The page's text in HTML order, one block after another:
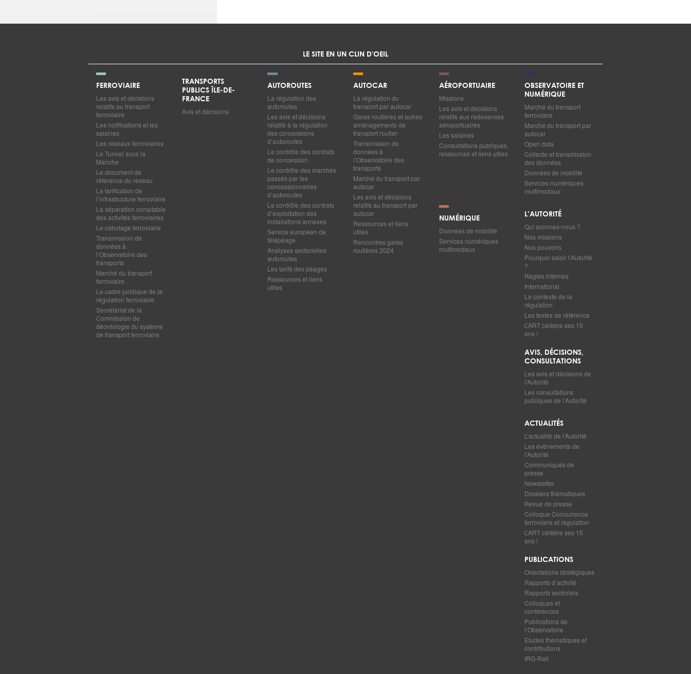
LE SITE EN UN CLIN D'OEIL
FERROVIAIRE
Les avis et décisions
relatifs au transport
ferroviaire
Les notifications et les
saisines
Les réseaux ferroviaires
Le Tunnel sous la
Manche
Le document de
référence du réseau
La tarification de
l’infrastructure ferroviaire
La séparation comptable
des activités ferroviaires
Le cabotage ferroviaire
Transmission de
données à
l’Observatoire des
transports
Marché du transport
ferroviaire
Le cadre juridique de la
régulation ferroviaire
Secrétariat de la
Commission de
déontologie du système
de transport ferroviaire
TRANSPORTS
PUBLICS ÎLE-DE-
FRANCE
Avis et décisions
AUTOROUTES
La régulation des
autoroutes
Les avis et décisions
relatifs à la régulation
des concessions
d’autoroutes
Le contrôle des contrats
de concession
Le contrôle des marchés
passés par les
concessionnaires
d’autoroutes
Le contrôle des contrats
d’exploitation des
installations annexes
Service européen de
télépéage
Analyses sectorielles
autoroutes
Les tarifs des péages
Ressources et liens
utiles
AUTOCAR
La régulation du
transport par autocar
Gares routières et autres
aménagements de
transport routier
Transmission de
données à
l’Observatoire des
transports
Marché du transport par
autocar
Les avis et décisions
relatifs au transport par
autocar
Ressources et liens
utiles
Rencontres gares
routières 2024
AÉROPORTUAIRE
Missions
Les avis et décisions
relatifs aux redevances
aéroportuaires
Les saisines
Consultations publiques,
ressources et liens utiles
OBSERVATOIRE ET
NUMÉRIQUE
Marché du transport
ferroviaire
Marché du transport par
autocar
Open data
Collecte et transmission
des données
Données de mobilité
Services numériques
multimodaux
NUMÉRIQUE
Données de mobilité
Services numériques
multimodaux
L’AUTORITÉ
Qui sommes-nous ?
Nos missions
Nos pouvoirs
Pourquoi saisir l’Autorité
?
Règles internes
International
Le contexte de la
régulation
Les textes de référence
L’ART célèbre ses 15
ans !
AVIS, DÉCISIONS,
CONSULTATIONS
Les avis et décisions de
l’Autorité
Les consultations
publiques de l’Autorité
ACTUALITÉS
L’actualité de l’Autorité
Les évènements de
l’Autorité
Communiqués de
presse
Newsletter
Dossiers thématiques
Revue de presse
Colloque Concurrence
ferroviaire et régulation
L’ART célèbre ses 15
ans !
PUBLICATIONS
Orientations stratégiques
Rapports d’activité
Rapports sectoriels
Colloques et
conférences
Publications de
l’Observatoire
Etudes thématiques et
contributions
IRG-Rail